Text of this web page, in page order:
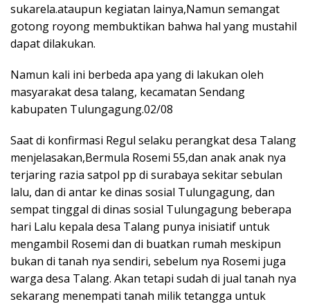
sukarela.ataupun kegiatan lainya,Namun semangat
gotong royong membuktikan bahwa hal yang mustahil
dapat dilakukan.
Namun kali ini berbeda apa yang di lakukan oleh
masyarakat desa talang, kecamatan Sendang
kabupaten Tulungagung.02/08
Saat di konfirmasi Regul selaku perangkat desa Talang
menjelasakan,Bermula Rosemi 55,dan anak anak nya
terjaring razia satpol pp di surabaya sekitar sebulan
lalu, dan di antar ke dinas sosial Tulungagung, dan
sempat tinggal di dinas sosial Tulungagung beberapa
hari Lalu kepala desa Talang punya inisiatif untuk
mengambil Rosemi dan di buatkan rumah meskipun
bukan di tanah nya sendiri, sebelum nya Rosemi juga
warga desa Talang. Akan tetapi sudah di jual tanah nya
sekarang menempati tanah milik tetangga untuk